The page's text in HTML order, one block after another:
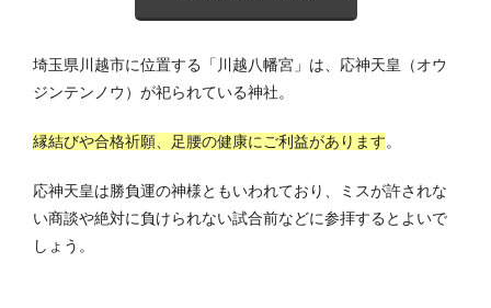
埼玉県川越市に位置する「川越八幡宮」は、応神天皇（オウ
ジンテンノウ）が祀られている神社。
縁結びや合格祈願、足腰の健康にご利益があります。
応神天皇は勝負運の神様ともいわれており、ミスが許されな
い商談や絶対に負けられない試合前などに参拝するとよいで
しょう。